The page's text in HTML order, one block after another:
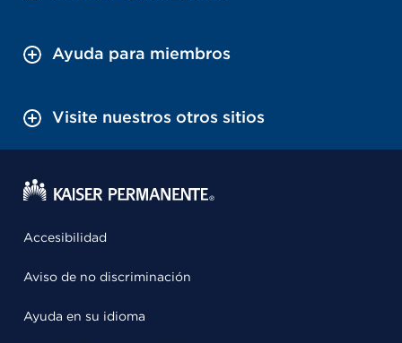
Ayuda para miembros
Visite nuestros otros sitios
Accesibilidad
Aviso de no discriminación
Ayuda en su idioma